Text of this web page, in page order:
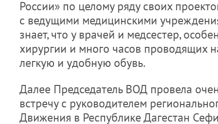
России» по целому ряду своих
с ведущими медицинскими
знает, что у врачей и медсестер,
хирургии и много часов проводящих
легкую и удобную обувь.
Далее Председатель ВОД провела
встречу с руководителем
Движения в Республике Дагестан